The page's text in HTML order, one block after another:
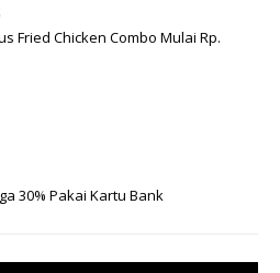
Fried Chicken Combo Mulai Rp.
30% Pakai Kartu Bank